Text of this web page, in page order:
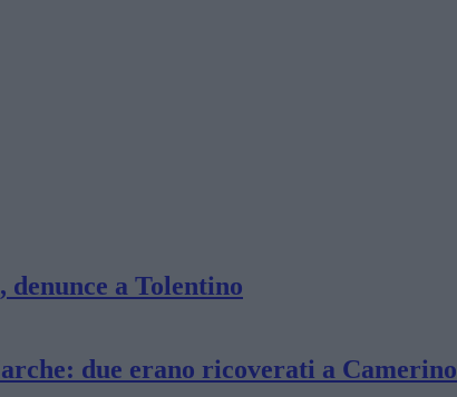
a Tolentino
due erano ricoverati a Camerino